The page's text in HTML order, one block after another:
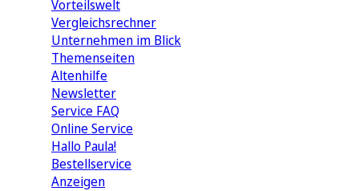
Vorteilswelt
Vergleichsrechner
Unternehmen im Blick
Themenseiten
Altenhilfe
Newsletter
Service FAQ
Online Service
Hallo Paula!
Bestellservice
Anzeigen